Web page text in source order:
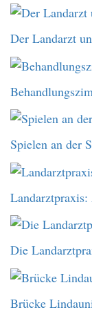
Der Landarzt
Spielen an der
Landarztpraxis:
Die
Brücke